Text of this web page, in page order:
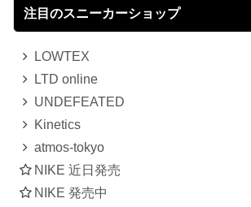
注目のスニーカーショップ
LOWTEX
LTD online
UNDEFEATED
Kinetics
atmos-tokyo
NIKE 近日発売
NIKE 発売中